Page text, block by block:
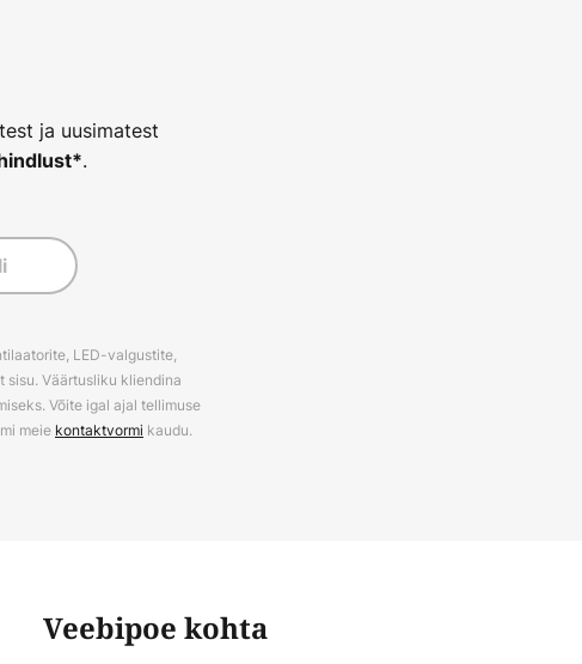
ja uusimatest
.
LED-valgustite,
sisu. Väärtusliku kliendina
Võite igal ajal tellimuse
meie kontaktvormi kaudu.
Veebipoe kohta